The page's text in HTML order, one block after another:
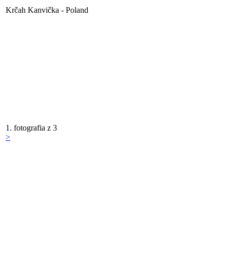
Krčah Kanvička - Poland
1. fotografia z 3
>